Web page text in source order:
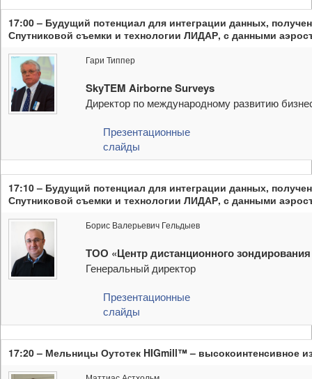
17:00 – Будущий потенциал для интеграции данных,
Спутниковой съемки и технологии ЛИДАР, с данными
Гари Типпер
SkyTEM Airborne Surveys
Директор по международному развитию
Презентационные
слайды
17:10 – Будущий потенциал для интеграции данных,
Спутниковой съемки и технологии ЛИДАР, с данными
Борис Валерьевич Гельдыев
ТОО «Центр дистанционного
Генеральный директор
Презентационные
слайды
17:20 – Мельницы Оутотек HIGmill™ – высокоинтенсивное